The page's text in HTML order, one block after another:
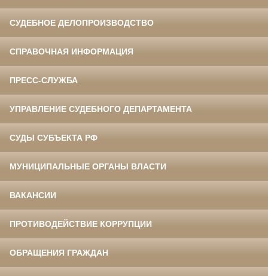
СУДЕБНОЕ ДЕЛОПРОИЗВОДСТВО
СПРАВОЧНАЯ ИНФОРМАЦИЯ
ПРЕСС-СЛУЖБА
УПРАВЛЕНИЕ СУДЕБНОГО ДЕПАРТАМЕНТА
СУДЫ СУБЪЕКТА РФ
МУНИЦИПАЛЬНЫЕ ОРГАНЫ ВЛАСТИ
ВАКАНСИИ
ПРОТИВОДЕЙСТВИЕ КОРРУПЦИИ
ОБРАЩЕНИЯ ГРАЖДАН